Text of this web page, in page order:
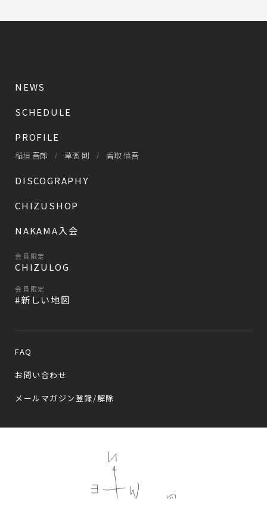
NEWS
SCHEDULE
PROFILE
稲垣 吾郎 草彅 剛 香取 慎吾
DISCOGRAPHY
CHIZUSHOP
NAKAMA入会
会員限定
CHIZULOG
会員限定
#新しい地図
FAQ
お問い合わせ
メールマガジン登録/解除